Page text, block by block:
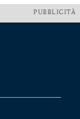
PUBBLICITÀ